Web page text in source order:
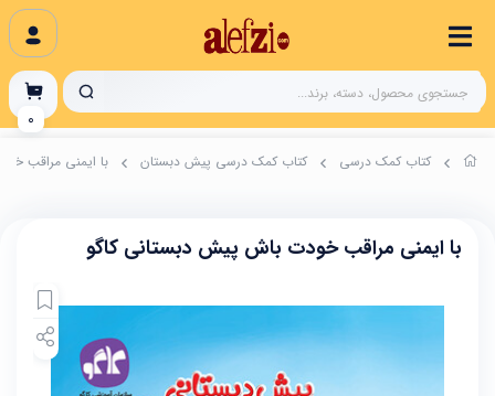
کتاب‌‌ کمک درسی کتاب کمک درسی پیش دبستان با ایمنی مراقب
با ایمنی مراقب خودت باش پیش دبستانی کاگو
0